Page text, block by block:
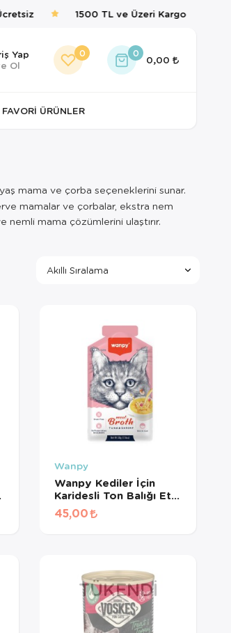
1500 TL ve Üzeri Kargo Ücretsiz
Yap
Ol
0 0
0,00
FAVORI ÜRÜNLER
mama ve çorba seçeneklerini sunar.
mamalar ve çorbalar, ekstra nem
nemli mama çözümlerini ulaştırır.
Wanpy
Wanpy Kediler İçin
Karidesli Ton Balığı Eti
Çorbası 50 Gr
45,00
TÜKENDI